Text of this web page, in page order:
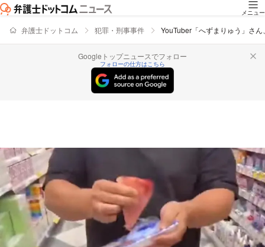
メニュー
弁護士ドットコム 犯罪・刑事事件 YouTuber「へずまりゅう」さ
Googleトップニュースでフォロー
フォローの仕方はこちら